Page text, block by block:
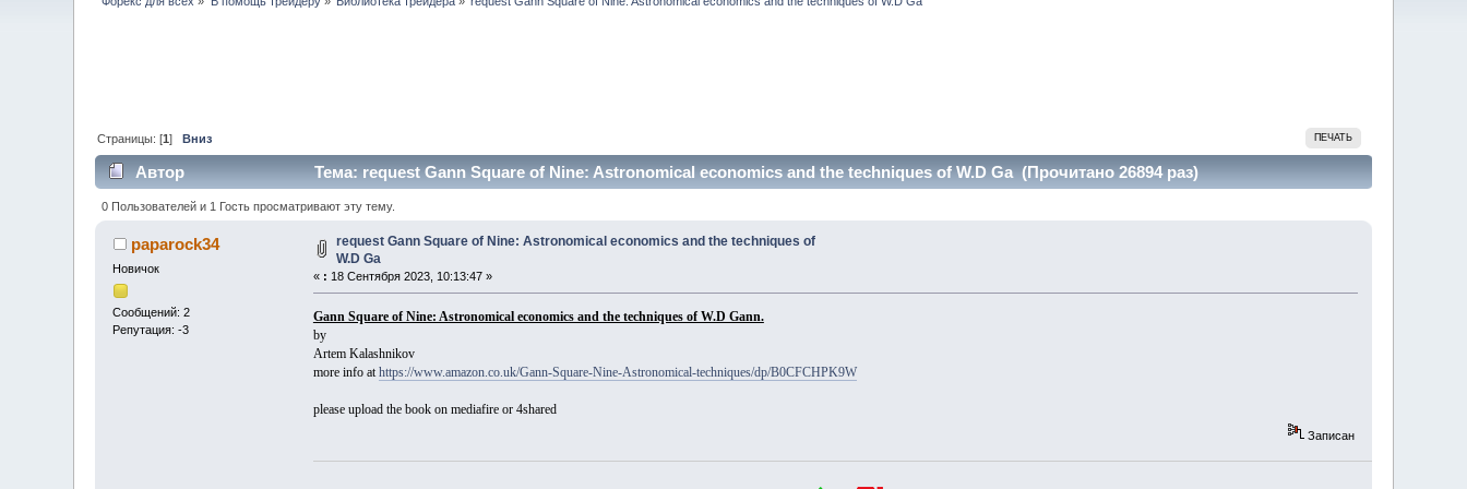
ПЕЧАТЬ
Страницы: [1]Вниз
Автор Тема: request Gann Square of Nine: Astronomical economics and the techniques of W.D Ga (Прочитано 26894 раз)
0 Пользователей и 1 Гость просматривают эту тему.
paparock34
Новичок
Сообщений: 2
Репутация: -3
request Gann Square of Nine: Astronomical economics and the techniques of
W.D Ga
« : 18 Сентября 2023, 10:13:47 »
Gann Square of Nine: Astronomical economics and the techniques of W.D Gann.
by
Artem Kalashnikov
more info athttps://www.amazon.co.uk/Gann-Square-Nine-Astronomical-techniques/dp/B0CFCHPK9W
please upload the book on mediafire or 4shared
Записан